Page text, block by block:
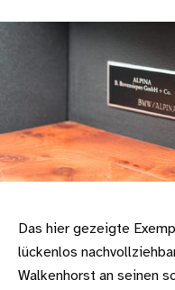
Das hier gezeigte
lückenlos
Walkenhorst an seinen